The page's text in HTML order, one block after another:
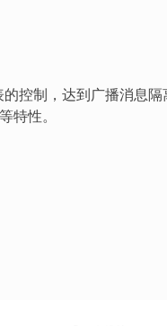
控制，达到广播消息隔
特性。